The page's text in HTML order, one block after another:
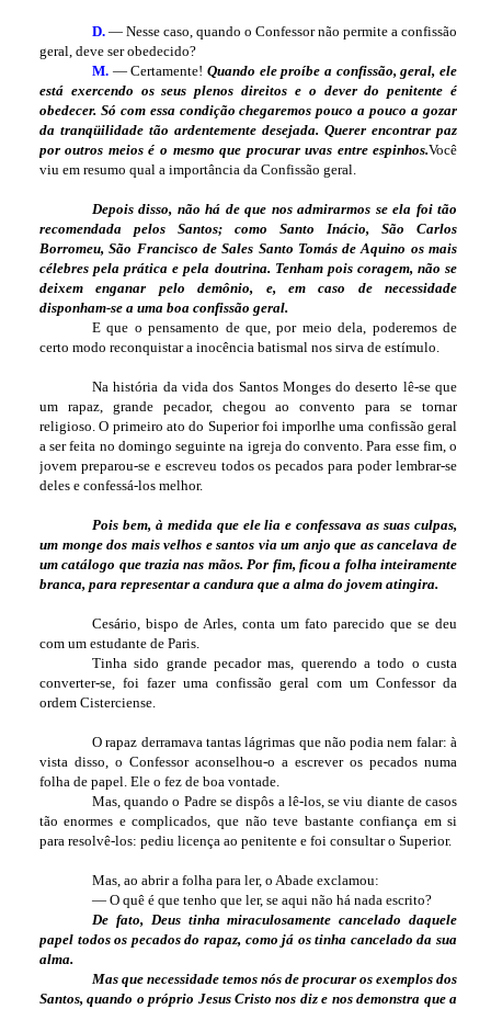
D. — Nesse caso, quando o Confessor não permite a confissão
geral, deve ser obedecido?
M. — Certamente! Quando ele proíbe a confissão, geral, ele
está exercendo os seus plenos direitos e o dever do penitente é
obedecer. Só com essa condição chegaremos pouco a pouco a gozar
da tranqüilidade tão ardentemente desejada. Querer encontrar paz
por outros meios é o mesmo que procurar uvas entre espinhos.Você
viu em resumo qual a importância da Confissão geral.
Depois disso, não há de que nos admirarmos se ela foi tão
recomendada pelos Santos; como Santo Inácio, São Carlos
Borromeu, São Francisco de Sales Santo Tomás de Aquino os mais
célebres pela prática e pela doutrina. Tenham pois coragem, não se
deixem enganar pelo demônio, e, em caso de necessidade
disponham-se a uma boa confissão geral.
E que o pensamento de que, por meio dela, poderemos de
certo modo reconquistar a inocência batismal nos sirva de estímulo.
Na história da vida dos Santos Monges do deserto lê-se que
um rapaz, grande pecador, chegou ao convento para se tornar
religioso. O primeiro ato do Superior foi impor­lhe uma confissão geral
a ser feita no domingo seguinte na igreja do convento. Para esse fim, o
jovem preparou-se e escreveu todos os pecados para poder lembrar-se
deles e confessá-los melhor.
Pois bem, à medida que ele lia e confessava as suas culpas,
um monge dos mais velhos e santos via um anjo que as cancelava de
um catálogo que trazia nas mãos. Por fim, ficou a folha inteiramente
branca, para representar a candura que a alma do jovem atingira.
Cesário, bispo de Arles, conta um fato parecido que se deu
com um estudante de Paris.
Tinha sido grande pecador mas, querendo a todo o custa
converter-se, foi fazer uma confissão geral com um Confessor da
ordem Cisterciense.
O rapaz derramava tantas lágrimas que não podia nem falar: à
vista disso, o Confessor aconselhou-o a escrever os pecados numa
folha de papel. Ele o fez de boa vontade.
Mas, quando o Padre se dispôs a lê-los, se viu diante de casos
tão enormes e complicados, que não teve bastante confiança em si
para resolvê-los: pediu licença ao penitente e foi consultar o Superior.
Mas, ao abrir a folha para ler, o Abade exclamou:
— O quê é que tenho que ler, se aqui não há nada escrito?
De fato, Deus tinha miraculosamente cancelado daquele
papel todos os pecados do rapaz, como já os tinha cancelado da sua
alma.
Mas que necessidade temos nós de procurar os exemplos dos
Santos, quando o próprio Jesus Cristo nos diz e nos demonstra que a